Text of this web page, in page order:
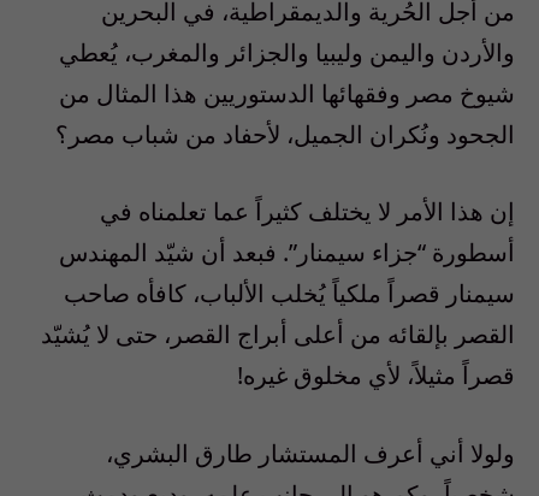
من أجل الحُرية والديمقراطية، في البحرين
والأردن واليمن وليبيا والجزائر والمغرب، يُعطي
شيوخ مصر وفقهائها الدستوريين هذا المثال من
الجحود ونُكران الجميل، لأحفاد من شباب مصر؟
إن هذا الأمر لا يختلف كثيراً عما تعلمناه في
أسطورة “جزاء سيمنار”. فبعد أن شيّد المهندس
سيمنار قصراً ملكياً يُخلب الألباب، كافأه صاحب
القصر بإلقائه من أعلى أبراج القصر، حتى لا يُشيّد
قصراً مثيلاً، لأي مخلوق غيره!
ولولا أني أعرف المستشار طارق البشري،